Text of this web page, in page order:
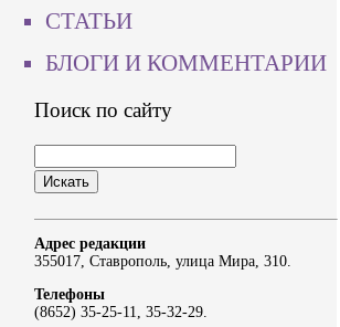
СТАТЬИ
БЛОГИ И КОММЕНТАРИИ
Поиск по сайту
Адрес редакции
355017, Ставрополь, улица Мира, 310.
Телефоны
(8652) 35-25-11, 35-32-29.